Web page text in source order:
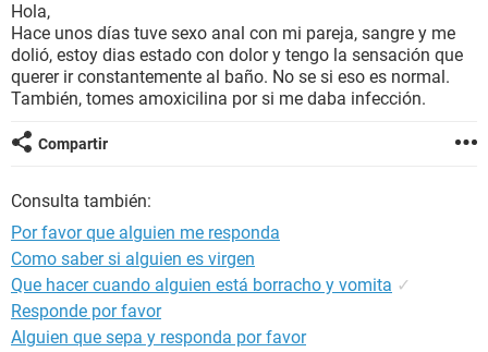
BIENESTAR
SEXUALIDAD
GLOSARIO
Hola,
Hace unos días tuve sexo anal con mi pareja, sangre y me
dolió, estoy dias estado con dolor y tengo la sensación que
querer ir constantemente al baño. No se si eso es normal.
También, tomes amoxicilina por si me daba infección.
Compartir
Consulta también:
Por favor que alguien me responda
Como saber si alguien es virgen
Que hacer cuando alguien está borracho y vomita ✓
Responde por favor
Alguien que sepa y responda por favor